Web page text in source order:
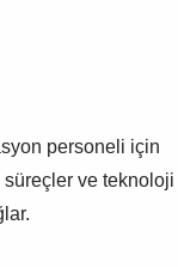
personeli için
süreçler ve teknoloji